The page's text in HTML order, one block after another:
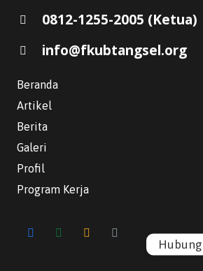
0812-1255-2005 (Ketua)
info@fkubtangsel.org
Beranda
Artikel
Berita
Galeri
Profil
Program Kerja